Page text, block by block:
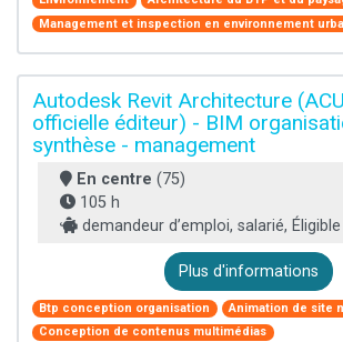
Management et inspection en environnement
Autodesk Revit Architecture
officielle éditeur) - BIM
synthèse - management
En centre (75)
105 h
demandeur d’emploi, salarié, Éligible
Plus d'informations
Btp conception organisation
Animation de site
Conception de contenus multimédias